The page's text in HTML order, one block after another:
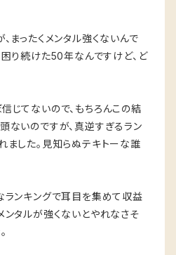
まったくメンタル強くないんで
り続けた50年なんですけど、ど
じてないので、もちろんこの結
ないのですが、真逆すぎるラン
ました。見知らぬテキトーな誰
ランキングで耳目を集めて収益
ンタルが強くないとやれなさそ